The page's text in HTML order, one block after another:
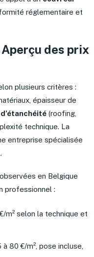
réglementaire et
des prix
plusieurs critères :
épaisseur de
(roofing,
technique. La
entreprise spécialisée
observées en Belgique
professionnel :
selon la technique et
80 €/m², pose incluse,